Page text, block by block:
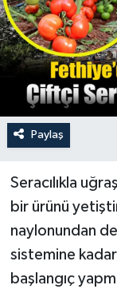
Paylaş
Seracılıkla
bir ürünü
naylonundan
sistemine
başlangıç